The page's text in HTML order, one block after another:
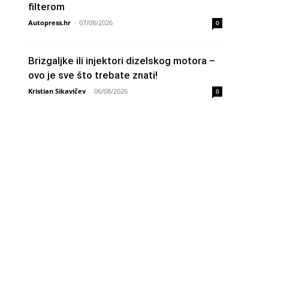
filterom
Autopress.hr - 07/08/2026 0
Brizgaljke ili injektori dizelskog motora –
ovo je sve što trebate znati!
Kristian Sikavičev - 06/08/2026 0